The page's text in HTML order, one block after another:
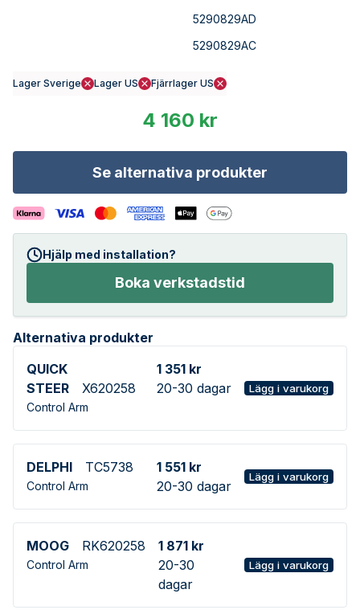
5290829AD
5290829AC
Lager Sverige Lager US Fjärrlager US
4 160 kr
Se alternativa produkter
Hjälp med installation?
Boka verkstadstid
Alternativa produkter
QUICK
STEER
X620258
Control Arm
1 351 kr
20-30 dagar
Lägg i varukorg
DELPHI TC5738
Control Arm
1 551 kr
20-30 dagar
Lägg i varukorg
MOOG RK620258
Control Arm
1 871 kr
20-30
dagar
Lägg i varukorg